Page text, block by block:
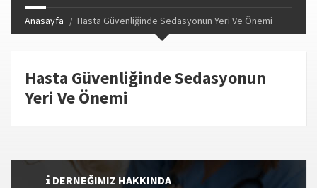
Anasayfa Hasta Güvenliğinde Sedasyonun Yeri Ve Önemi
Hasta Güvenliğinde Sedasyonun
Yeri Ve Önemi
DERNEĞIMIZ HAKKINDA